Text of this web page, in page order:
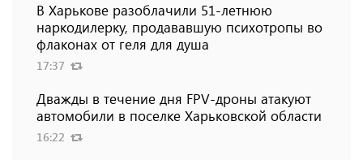
В Харькове разоблачили 51-летнюю
наркодилерку, продававшую психотропы во
флаконах от геля для душа
17:37
Дважды в течение дня FPV-дроны атакуют
автомобили в поселке Харьковской области
16:22